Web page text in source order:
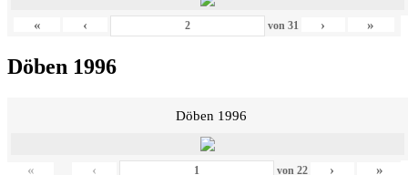
« ‹ von 31 › »
Döben 1996
Döben 1996
« ‹ von 22 › »